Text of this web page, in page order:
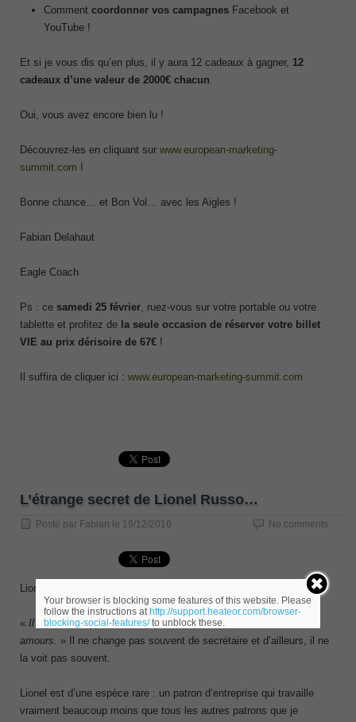
Comment coordonner vos campagnes Facebook et
YouTube !
Et si je vous dis qu’en plus, il y aura 12 cadeaux à gagner, 12
cadeaux d’une valeur de 2000€ chacun.
Oui, vous avez encore bien lu !
Découvrez-les en cliquant sur www.european-marketing-
summit.com !
Bonne chance… et Bon Vol… avec les Aigles !
Fabian Delahaut
Eagle Coach
Ps : ce samedi 25 février, ruez-vous sur votre portable ou votre
tablette et profitez de la seule occasion de réserver votre billet
VIE au prix dérisoire de 67€ !
Il suffira de cliquer ici : www.european-marketing-summit.com
L’étrange secret de Lionel Russo…
Posté par Fabian le 19/12/2016 No comments
Lionel Russo est un homme heureux, comblé.
« Il a du succès dans ses affaires, il a du succès dans ses
amours. » Il ne change pas souvent de secrétaire et d’ailleurs, il ne
la voit pas souvent.
Lionel est d’une espèce rare : un patron d’entreprise qui travaille
vraiment beaucoup moins que tous les autres patrons que je
Your browser is blocking some features of this website. Please
follow the instructions at http://support.heateor.com/browser-
blocking-social-features/to unblock these.